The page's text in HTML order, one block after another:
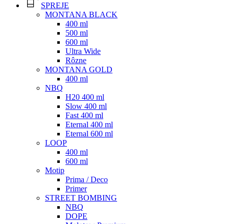
Menu
SPREJE
MONTANA BLACK
400 ml
500 ml
600 ml
Ultra Wide
Rôzne
MONTANA GOLD
400 ml
NBQ
H20 400 ml
Slow 400 ml
Fast 400 ml
Eternal 400 ml
Eternal 600 ml
LOOP
400 ml
600 ml
Motip
Prima / Deco
Primer
STREET BOMBING
NBQ
DOPE